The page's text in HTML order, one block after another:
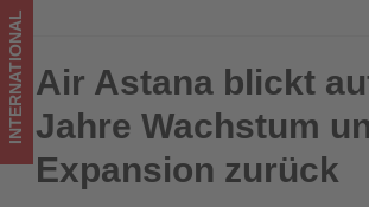
-
Wissen,
was
im
Air Astana blickt auf 24 Jahre Wachstum und
zurück
INTERNATIONAL Air Astana blickt
Jahre Wachstum
Expansion zurück